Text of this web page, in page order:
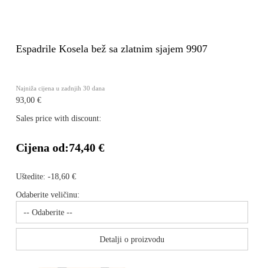
Espadrile Kosela bež sa zlatnim sjajem 9907
Najniža cijena u zadnjih 30 dana
93,00 €
Sales price with discount:
Cijena od:74,40 €
Uštedite: -18,60 €
Odaberite veličinu:
Detalji o proizvodu